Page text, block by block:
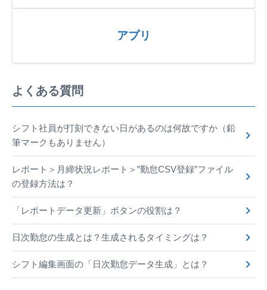
アプリ
よくある質問
シフト社員が打刻できない日があるのは何故ですか（鉛
筆マークもありません）
レポート＞月締状況レポート＞”勤怠CSV登録”ファイル
の登録方法は？
「レポートデータ更新」ボタンの役割は？
日次勤怠の生成とは？生成されるタイミングは？
シフト編集画面の「日次勤怠データ生成」とは？